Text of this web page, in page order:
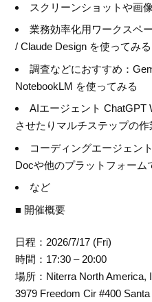
スクリーンショットや画
業務効率化用ワークスペ
/ Claude Design を使ってみる
調査などにおすすめ：
NotebookLM を使ってみる
AIエージェント ChatGPT
させたりマルチステップの
コーディングエージェン
Docや他のプラットフォーム
など
■ 開催概要
日程：2026/7/17 (Fri)
時間：17:30 – 20:00
場所：Niterra North America,
3979 Freedom Cir #400